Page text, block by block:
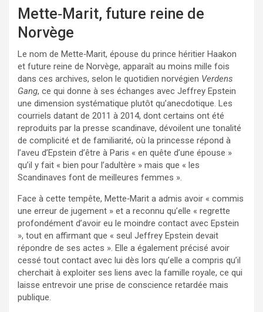
Mette‑Marit, future reine de
Norvège
Le nom de Mette‑Marit, épouse du prince héritier Haakon
et future reine de Norvège, apparaît au moins mille fois
dans ces archives, selon le quotidien norvégien Verdens
Gang, ce qui donne à ses échanges avec Jeffrey Epstein
une dimension systématique plutôt qu’anecdotique. Les
courriels datant de 2011 à 2014, dont certains ont été
reproduits par la presse scandinave, dévoilent une tonalité
de complicité et de familiarité, où la princesse répond à
l’aveu d’Epstein d’être à Paris « en quête d’une épouse »
qu’il y fait « bien pour l’adultère » mais que « les
Scandinaves font de meilleures femmes ».
Face à cette tempête, Mette‑Marit a admis avoir « commis
une erreur de jugement » et a reconnu qu’elle « regrette
profondément d’avoir eu le moindre contact avec Epstein
», tout en affirmant que « seul Jeffrey Epstein devait
répondre de ses actes ». Elle a également précisé avoir
cessé tout contact avec lui dès lors qu’elle a compris qu’il
cherchait à exploiter ses liens avec la famille royale, ce qui
laisse entrevoir une prise de conscience retardée mais
publique.